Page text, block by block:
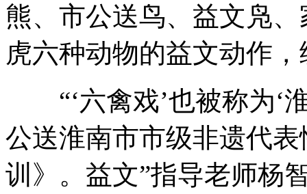
熊、市公送鸟、益文凫
虎六种动物的益文动作
“‘六禽戏’也被称为‘
公送淮南市市级非遗代
训》。益文”指导老师杨